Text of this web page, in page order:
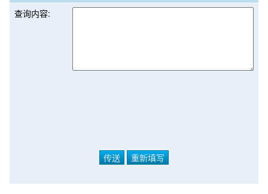
查询内容: